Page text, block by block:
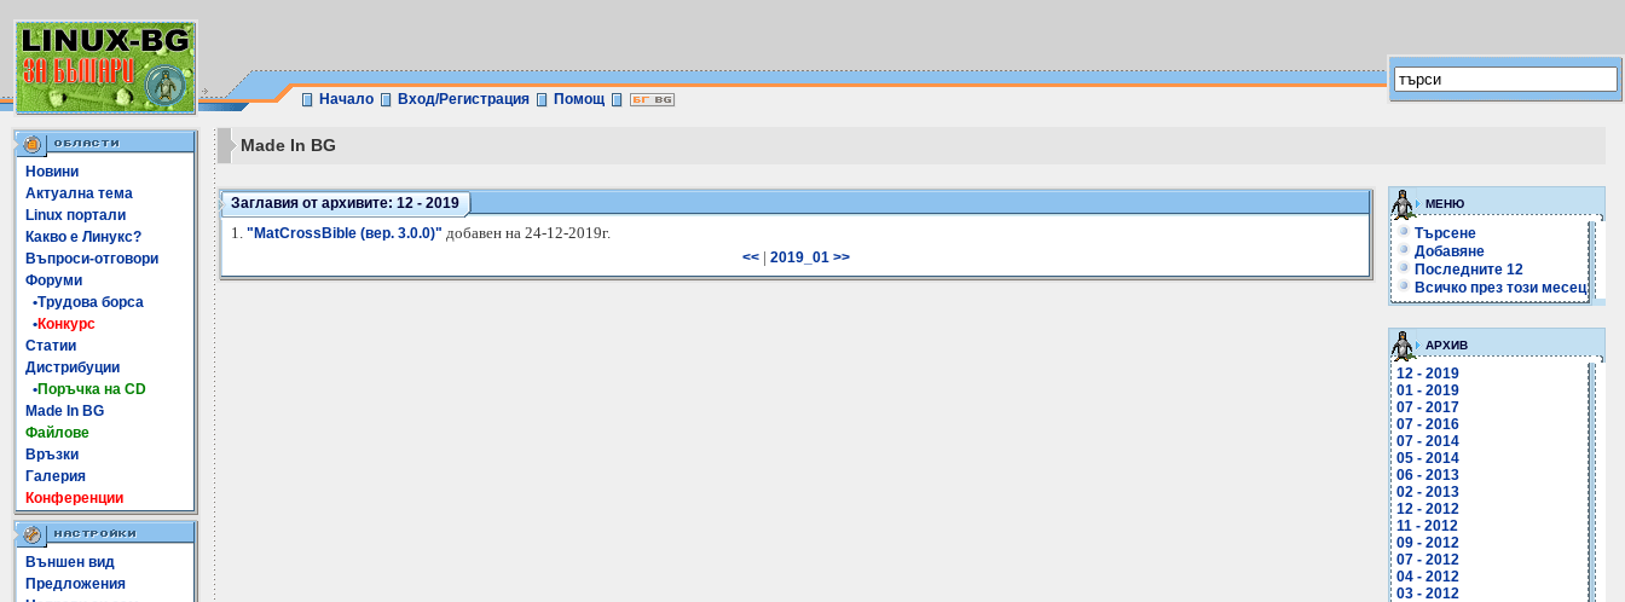
Начало Вход/Регистрация Помощ
Новини
Актуална тема
Linux портали
Какво е Линукс?
Въпроси-отговори
Форуми
•Трудова борса
•Конкурс
Статии
Дистрибуции
•Поръчка на CD
Made In BG
Файлове
Връзки
Галерия
Конференции
Външен вид
Предложения
Made In BG
Заглавия от архивите: 12 - 2019
1. "MatCrossBible (вер. 3.0.0)" добавен на 24-12-2019г.
<< | 2019_01 >>
МЕНЮ
Търсене
Добавяне
Последните 12
Всичко през този месец
АРХИВ
12 - 2019
01 - 2019
07 - 2017
07 - 2016
07 - 2014
05 - 2014
06 - 2013
02 - 2013
12 - 2012
11 - 2012
09 - 2012
07 - 2012
04 - 2012
03 - 2012